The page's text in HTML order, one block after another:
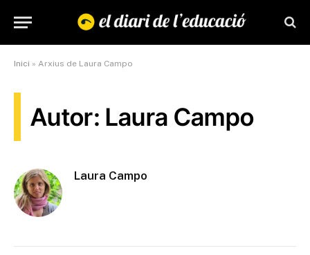
Inici » Arxius de Laura Campo
Autor: Laura Campo
Laura Campo